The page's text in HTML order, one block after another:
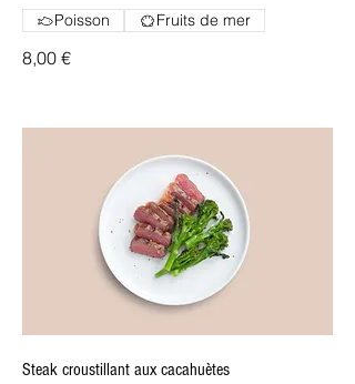
8,00 €
Poisson Fruits de mer
Steak croustillant aux cacahuètes